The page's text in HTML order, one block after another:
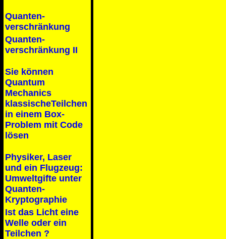
Quanten-
verschränkung
Quanten-
verschränkung II
Sie können
Quantum
Mechanics
klassischeTeilchen
in einem Box-
Problem mit Code
lösen
Physiker, Laser
und ein Flugzeug:
Umweltgifte unter
Quanten-
Kryptographie
Ist das Licht eine
Welle oder ein
Teilchen ?